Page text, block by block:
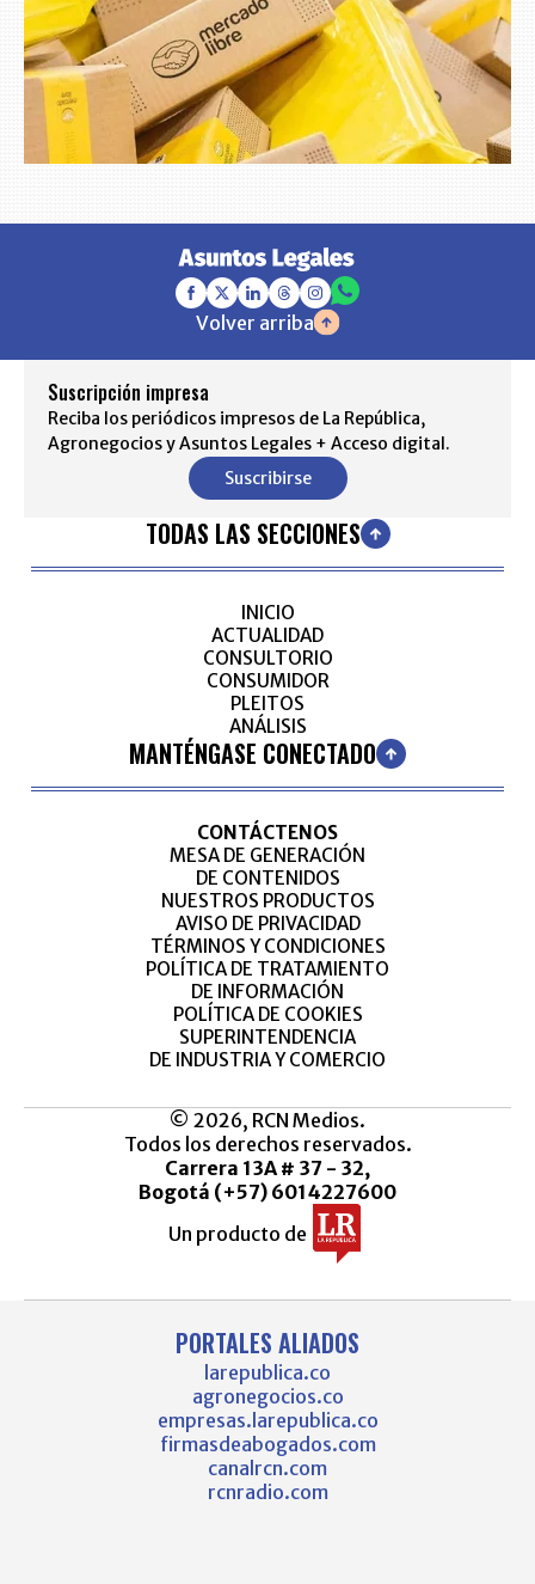
Volver arriba
Suscripción impresa
Reciba los periódicos impresos de La República,
Agronegocios y Asuntos Legales + Acceso digital.
Suscribirse
TODAS LAS SECCIONES
INICIO
ACTUALIDAD
CONSULTORIO
CONSUMIDOR
PLEITOS
ANÁLISIS
MANTÉNGASE CONECTADO
CONTÁCTENOS
MESA DE GENERACIÓN
DE CONTENIDOS
NUESTROS PRODUCTOS
AVISO DE PRIVACIDAD
TÉRMINOS Y CONDICIONES
POLÍTICA DE TRATAMIENTO
DE INFORMACIÓN
POLÍTICA DE COOKIES
SUPERINTENDENCIA
DE INDUSTRIA Y COMERCIO
© 2026, RCN Medios.
Todos los derechos reservados.
Carrera 13A # 37 - 32,
Bogotá (+57) 6014227600
Un producto de
PORTALES ALIADOS
larepublica.co
agronegocios.co
empresas.larepublica.co
firmasdeabogados.com
canalrcn.com
rcnradio.com